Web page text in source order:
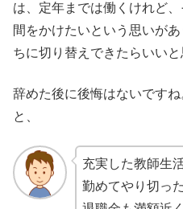
は、定年までは働くけれど
間をかけたいという思いが
ちに切り替えできたらいいと
辞めた後に後悔はないです
と、
充実した教師生
勤めてやり切っ